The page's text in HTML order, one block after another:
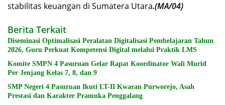
stabilitas keuangan di Sumatera Utara.(MA/04)
Berita Terkait
Diseminasi Optimalisasi Peralatan Digitalisasi Pembelajaran Tahun
2026, Guru Perkuat Kompetensi Digital melalui Praktik LMS
Komite SMPN 4 Pasuruan Gelar Rapat Koordinator Wali Murid
Per Jenjang Kelas 7, 8, dan 9
SMP Negeri 4 Pasuruan Ikuti LT-II Kwaran Purworejo, Asah
Prestasi dan Karakter Pramuka Penggalang